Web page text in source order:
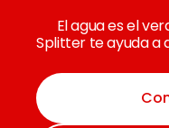
El agua es el
Splitter te ayuda a